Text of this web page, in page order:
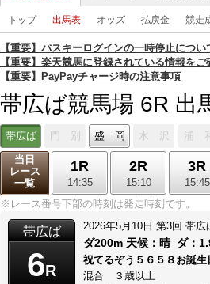
トップ 出馬表 オッズ 払戻金 競走
【重要】パスキーログインの一時停止につい
【重要】楽天競馬に登録されている情報を
【重要】PayPayチャージ時の注意事項
帯広ば競馬場 6R 出
帯広ば 門 別 盛 岡 水 沢 浦
当日
レース
一覧
1R
14:35
2R
15:10
3R
15:45
※レース番号下部の時刻は発走時刻です。
帯広ば
6R
2026年5月10日 第3回 帯広
ダ200m 天候： 晴 ダ：
祝てるぞう５６５８お
混合 ３歳以上